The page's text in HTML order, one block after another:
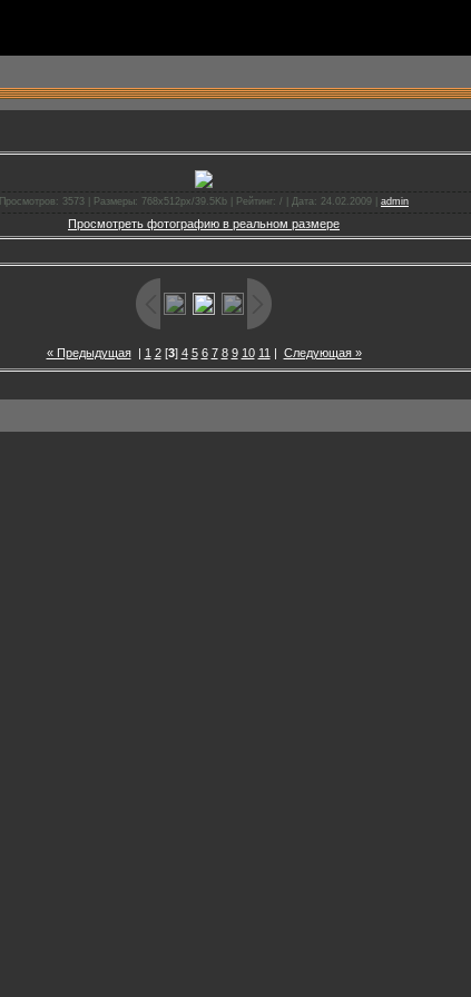
Просмотров: 3573 | Размеры: 768x512px/39.5Kb | Рейтинг: / | Дата: 24.02.2009 | admin
Просмотреть фотографию в реальном размере
« Предыдущая| 1 2[3] 4 5 6 7 8 9 10 11 | Следующая »